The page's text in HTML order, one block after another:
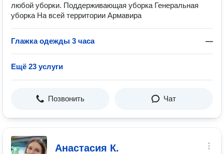
любой уборки. Поддерживающая уборка Генеральная
уборка На всей территории Армавира
Глажка одежды 3 часа —
Ещё 23 услуги
Позвонить Чат
Анастасия К.